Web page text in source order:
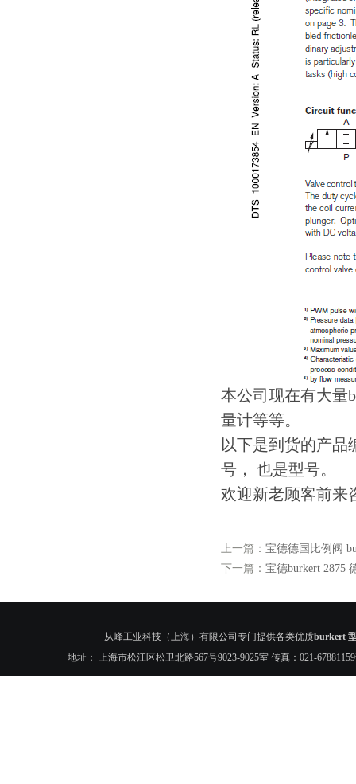
本公司现在有大量
量计等等。
以下是到货的产品
号， 也是型号。
欢迎新老顾客前来
上一篇： 宝德德国比例阀
下一篇： 宝德burkert 2875
从峰工业科技（上海）有限公司专门提供各类优质burkert
地址： 上海市松江区松卫北路567号9023-9025室 传真：021-